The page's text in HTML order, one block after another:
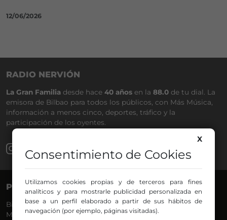
12/06/2026
RADIO NERVIÓN
La Gran Familia desde hace 40 años en la 88.0 de tu dial. La
emisora de Bilbao para todos los públicos, con Más Música,
información a menos cinco, deportes, tráfico y la
participación de los oyentes.
PROGRAMAS
Bilbosport
Más Música
VOCES
Agurtzane
Belén Ollero
X
Consentimiento de Cookies
Utilizamos cookies propias y de terceros para fines
analíticos y para mostrarle publicidad personalizada en
base a un perfil elaborado a partir de sus hábitos de
navegación (por ejemplo, páginas visitadas).